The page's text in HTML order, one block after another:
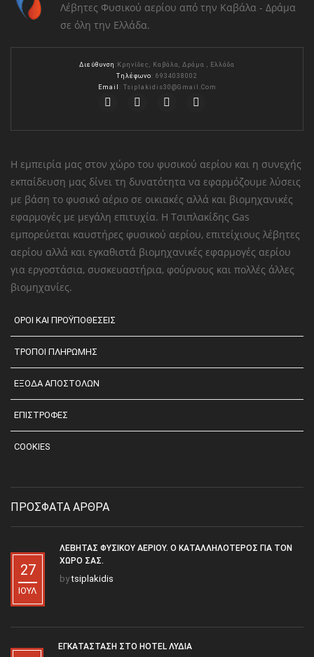
Λέβητες Φυσικού αερίου από την Καβάλα - Δράμα
σε όλη την Ελλάδα.
Διεύθυνση :Κρηνίδες, Καβάλα, Δράμα , Ελλάδα
Τηλέφωνο : 6934038002
Email
: Tsiplakidis30@gmail.com
Η εμπειρία μας στον χώρο του φυσικού αερίου και η συνεχής
εκπαίδευση μας δίνει τη δυνατότητα να εφαρμόζουμε λύσεις
με βάση το φυσικό αέριο σε οικιακές αλλά και βιομηχανικές
εφαρμογές με μεγάλη επιτυχία. Η Τσιπλακίδης Gas
εμπορεύεται καυστήρες φυσικού αερίου, επιτείχιους λέβητες
αερίου αλλά και εγκαθιστά βιομηχανικές εφαρμογές αερίου
για εργοστάσια, συσκευαστήρια, φούρνους και πολλές άλλες
βιομηχανίες.
ΟΡΟΙ ΚΑΙ ΠΡΟΫΠΟΘΕΣΕΙΣ
ΤΡΟΠΟΙ ΠΛΗΡΩΜΗΣ
ΕΞΟΔΑ ΑΠΟΣΤΟΛΩΝ
ΕΠΙΣΤΡΟΦΕΣ
COOKIES
ΠΡΟΣΦΑΤΑ ΑΡΘΡΑ
27
ΙΟΎΛ
ΛΈΒΗΤΑΣ ΦΥΣΙΚΟΎ ΑΕΡΊΟΥ. Ο ΚΑΤΑΛΛΗΛΌΤΕΡΟΣ ΓΙΑ ΤΟΝ
ΧΏΡΟ ΣΑΣ.
bytsiplakidis
ΕΓΚΑΤΆΣΤΑΣΗ ΣΤΟ HOTEL ΛΥΔΊΑ